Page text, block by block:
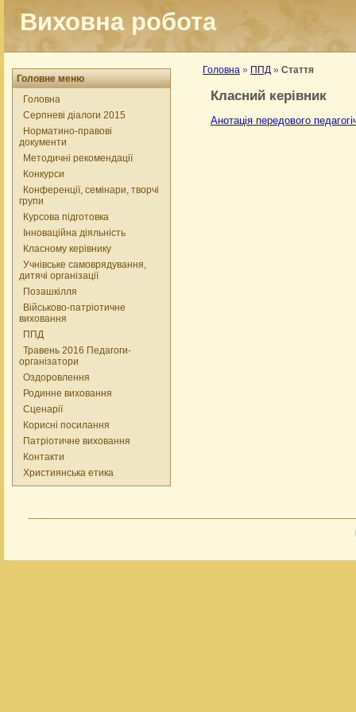
Виховна робота
Головне меню
Головна
Серпневі діалоги 2015
Норматино-правові
документи
Методичні рекомендації
Конкурси
Конференції, семінари, творчі
групи
Курсова підготовка
Інноваційна діяльність
Класному керівнику
Учнівське самоврядування,
дитячі організації
Позашкілля
Військово-патріотичне
виховання
ППД
Травень 2016 Педагоги-
організатори
Оздоровлення
Родинне виховання
Сценарії
Корисні посилання
Патріотичне виховання
Контакти
Християнська етика
Головна » ППД » Стаття
Класний керівник
Анотація передового